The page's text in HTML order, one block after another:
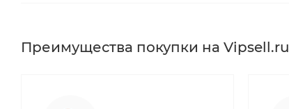
Преимущества покупки на Vipsell.ru